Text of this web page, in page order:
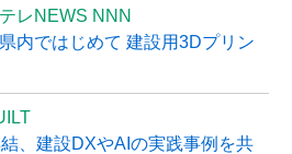
レNEWS NNN
内ではじめて 建設用3Dプリン
、建設DXやAIの実践事例を共